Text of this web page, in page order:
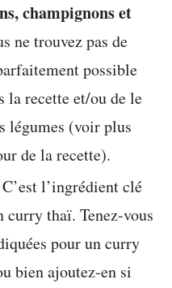
champignons et
ne trouvez pas de
possible
la recette et/ou de le
légumes (voir plus
de la recette).
C’est l’ingrédient clé
thaï. Tenez-vous
pour un curry
bien ajoutez-en si